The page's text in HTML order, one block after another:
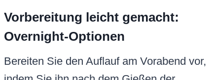
Vorbereitung leicht gemacht:
Overnight-Optionen
Bereiten Sie den Auflauf am Vorabend vor,